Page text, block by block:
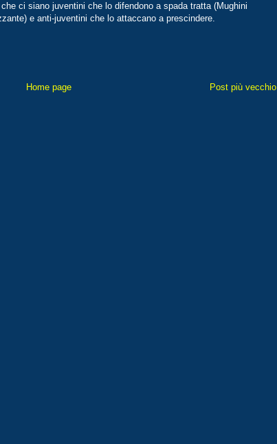
ci siano juventini che lo difendono a spada tratta (Mughini
e anti-juventini che lo attaccano a prescindere.
Post più vecchio
Home page